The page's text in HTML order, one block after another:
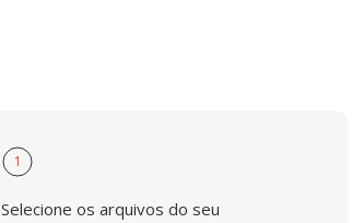
1
Selecione os arquivos do seu